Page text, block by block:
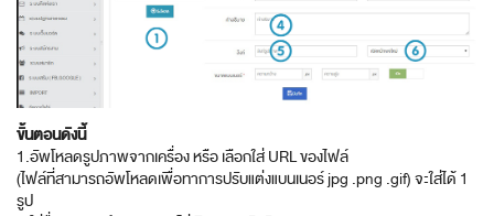
ขั้นตอนดังนี้
1.อัพโหลดรูปภาพจากเครื่อง หรือ เลือกใส่ URL ของไฟล์
(ไฟล์ที่สามารถอัพโหลดเพื่อทาการปรับแต่งแบนเนอร์ jpg .png .gif) จะใส่ได้ 1
รูป